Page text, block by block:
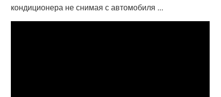
кондиционера не снимая с автомобиля ...